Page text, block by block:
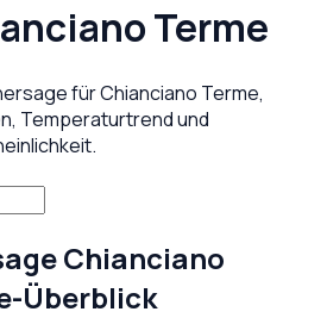
Terme
fürChianciano Terme,
Temperaturtrend und
Chianciano
Überblick